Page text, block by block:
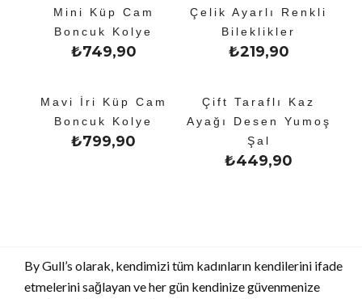
Mini Küp Cam
Boncuk Kolye
₺749,90
Çelik Ayarlı Renkli
Bileklikler
₺219,90
Mavi İri Küp Cam
Boncuk Kolye
₺799,90
Çift Taraflı Kaz
Ayağı Desen Yumoş
Şal
₺449,90
By Gull’s olarak, kendimizi tüm kadınların kendilerini ifade
etmelerini sağlayan ve her gün kendinize güvenmenize